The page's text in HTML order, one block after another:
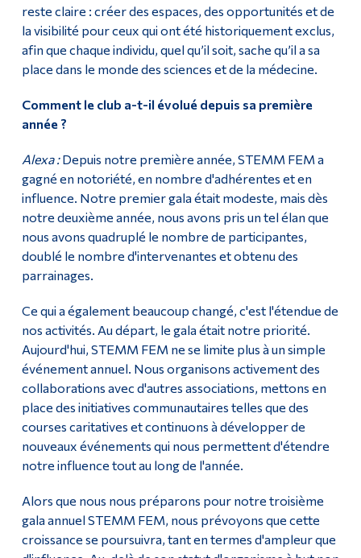
reste claire : créer des espaces, des opportunités et de
la visibilité pour ceux qui ont été historiquement exclus,
afin que chaque individu, quel qu’il soit, sache qu’il a sa
place dans le monde des sciences et de la médecine.
Comment le club a-t-il évolué depuis sa première
année ?
Alexa :Depuis notre première année, STEMM FEM a
gagné en notoriété, en nombre d'adhérentes et en
influence. Notre premier gala était modeste, mais dès
notre deuxième année, nous avons pris un tel élan que
nous avons quadruplé le nombre de participantes,
doublé le nombre d'intervenantes et obtenu des
parrainages.
Ce qui a également beaucoup changé, c'est l'étendue de
nos activités. Au départ, le gala était notre priorité.
Aujourd'hui, STEMM FEM ne se limite plus à un simple
événement annuel. Nous organisons activement des
collaborations avec d'autres associations, mettons en
place des initiatives communautaires telles que des
courses caritatives et continuons à développer de
nouveaux événements qui nous permettent d'étendre
notre influence tout au long de l'année.
Alors que nous nous préparons pour notre troisième
gala annuel STEMM FEM, nous prévoyons que cette
croissance se poursuivra, tant en termes d'ampleur que